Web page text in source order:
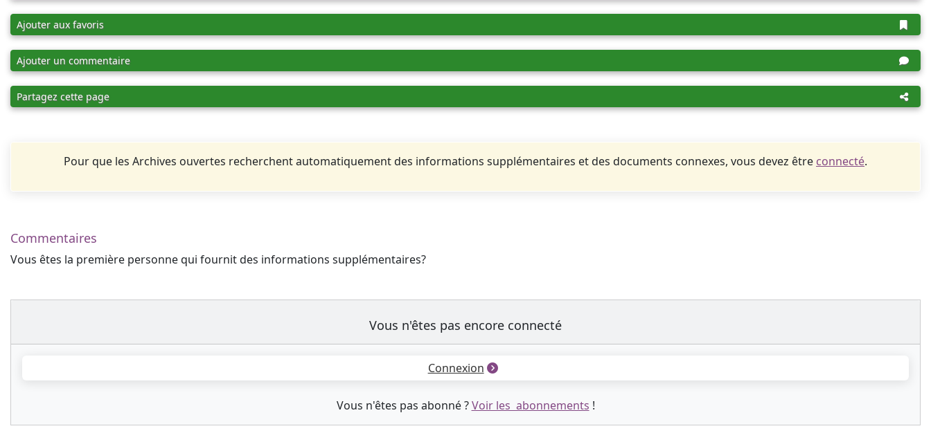
Ajouter aux favoris
Ajouter un commentaire
Partagez cette page
Pour que les Archives ouvertes recherchent automatiquement des informations supplémentaires et des documents connexes, vous devez être connecté.
Commentaires
Vous êtes la première personne qui fournit des informations supplémentaires?
Vous n'êtes pas encore connecté
Connexion
Vous n'êtes pas abonné ?Voir les abonnements !